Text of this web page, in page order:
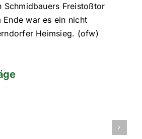
Schmidbauers Freistoßtor
war es ein nicht
Heimsieg. (ofw)
Herren
2016/2017